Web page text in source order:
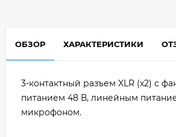
ОБЗОР ХАРАКТЕРИСТИКИ
3-контактный разъем XLR (x2) с
питанием 48 В, линейным
микрофоном.